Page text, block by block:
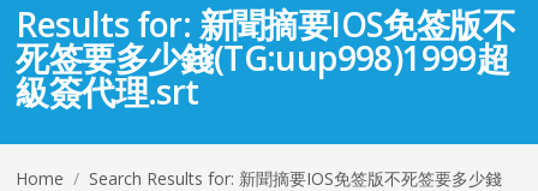
Results for: 新聞摘要IOS免签版不
死签要多少錢(TG:uup998)1999超
級簽代理.srt
Home / Search Results for: 新聞摘要IOS免签版不死签要多少錢